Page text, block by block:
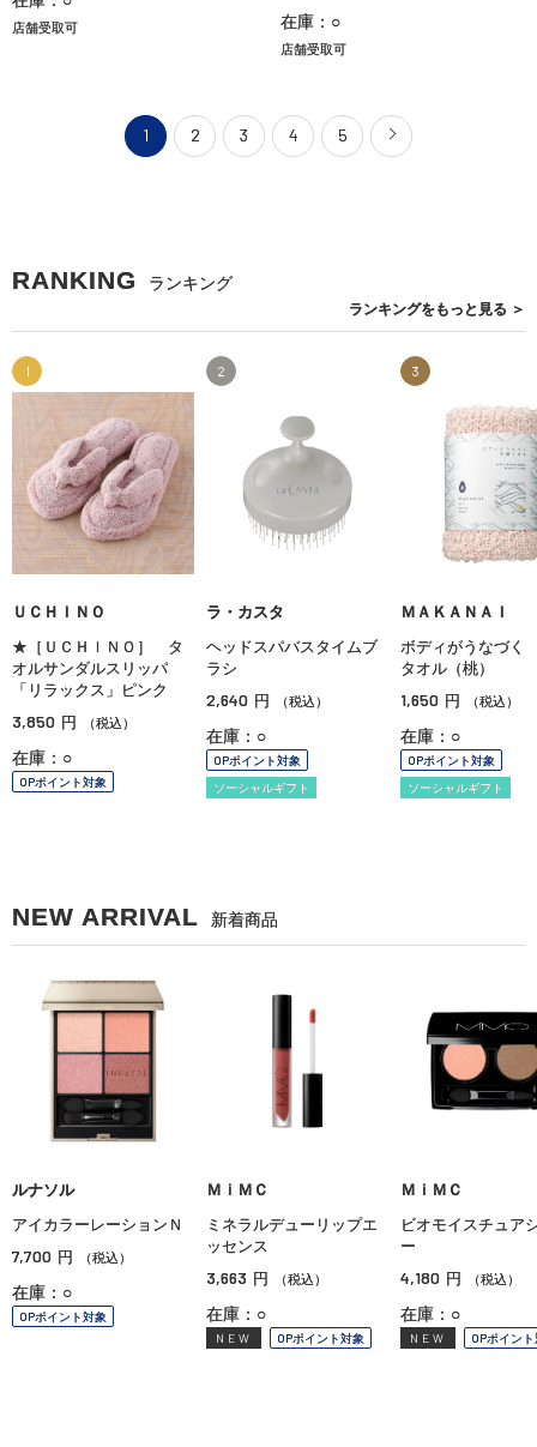
店舗受取可 在庫：○
店舗受取可
1 2 3 4 5
RANKING ランキング
ランキングをもっと見る ＞
1
ＵＣＨＩＮＯ
★［ＵＣＨＩＮＯ］ タ
オルサンダルスリッパ
「リラックス」ピンク
3,850 円 （税込）
在庫：○
OPポイント対象
2
ラ・カスタ
ヘッドスパバスタイムブ
ラシ
2,640 円 （税込）
在庫：○
OPポイント対象
ソーシャルギフト
3
ＭＡＫＡＮＡＩ
ボディがうなづ
タオル（桃）
1,650 円 （税込）
在庫：○
OPポイント対象
ソーシャルギフト
NEW ARRIVAL 新着商品
ルナソル
アイカラーレーションＮ
7,700 円 （税込）
在庫：○
OPポイント対象
ＭｉＭＣ
ミネラルデューリップエ
ッセンス
3,663 円 （税込）
在庫：○
NEW OPポイント対象
ＭｉＭＣ
ビオモイスチュア
ー
4,180 円 （税込）
在庫：○
NEW OPポイン